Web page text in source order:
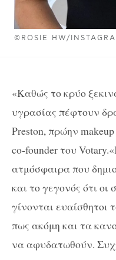
©ROSIE HW/
«Καθώς το κρύο
υγρασίας πέφτουν
Preston, πρώην
co-founder του
ατμόσφαιρα που
και το γεγονός ότι
γίνονται
πως ακόμη και τα
να αφυδατωθούν.